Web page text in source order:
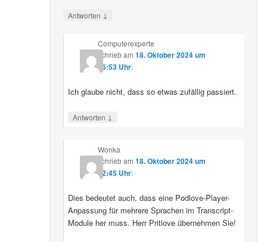
Antworten ↓
Computerexperte
schriebam 18. Oktober 2024 um
06:53 Uhr:
Ich glaube nicht, dass so etwas zufällig passiert.
Antworten ↓
Wonka
schriebam 18. Oktober 2024 um
12:45 Uhr:
Dies bedeutet auch, dass eine Podlove-Player-
Anpassung für mehrere Sprachen im Transcript-
Module her muss. Herr Pritlove übernehmen Sie!